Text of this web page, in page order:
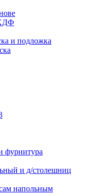
и подложка
и д/столешниц
напольным